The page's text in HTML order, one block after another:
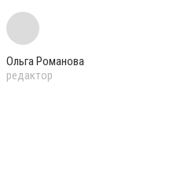
Ольга Романова
редактор